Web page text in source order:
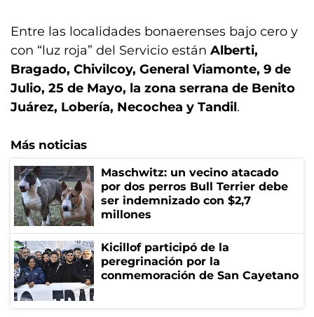
Entre las localidades bonaerenses bajo cero y
con “luz roja” del Servicio están Alberti,
Bragado, Chivilcoy, General Viamonte, 9 de
Julio, 25 de Mayo, la zona serrana de Benito
Juárez, Lobería, Necochea y Tandil.
Más noticias
Maschwitz: un vecino atacado
por dos perros Bull Terrier debe
ser indemnizado con $2,7
millones
Kicillof participó de la
peregrinación por la
conmemoración de San Cayetano